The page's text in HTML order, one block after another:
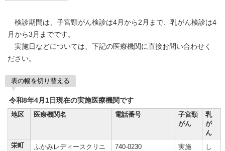
検診期間は、子宮頸がん検診は4月から2月まで、乳がん検診は4
月から3月までです。
実施日などについては、下記の医療機関に直接お問い合わせく
ださい。
表の幅を切り替える
令和8年4月1日現在の実施医療機関です
地区
医療機関名 電話番号
子宮頸
がん
乳
が
ん
栄町
ふかみレディースクリニ
740-0230 実施
し